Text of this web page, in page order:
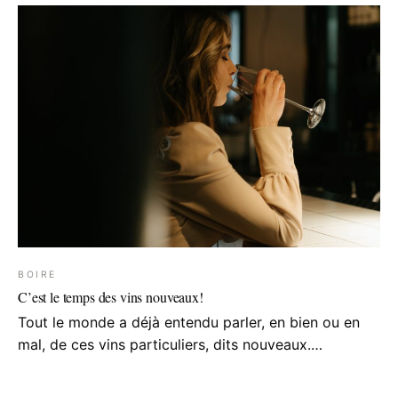
BOIRE
C’est le temps des vins nouveaux!
Tout le monde a déjà entendu parler, en bien ou en
mal, de ces vins particuliers, dits nouveaux.…